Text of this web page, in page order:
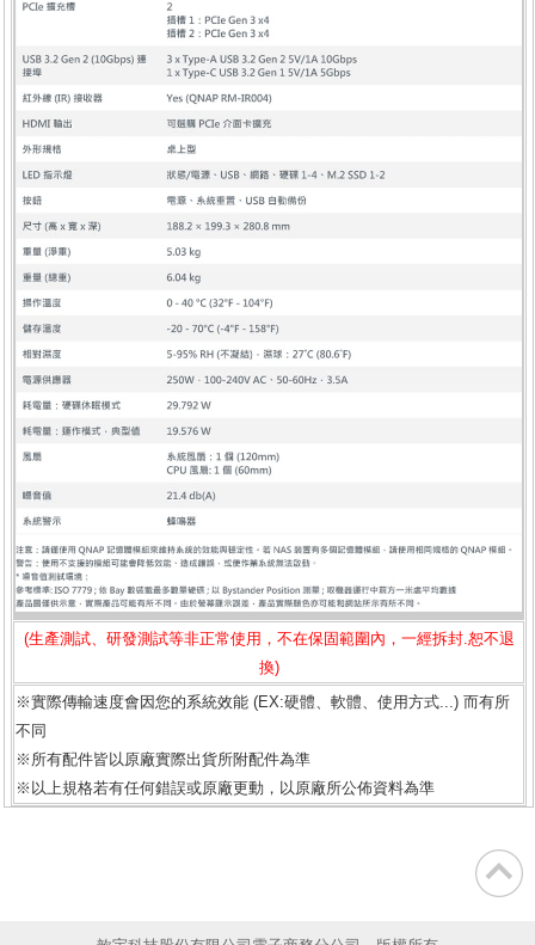
(生產測試、研發測試等非正常使用，不在保固範圍內，一經拆封.恕不退
換)
※實際傳輸速度會因您的系統效能 (EX:硬體、軟體、使用方式...) 而有所
不同
※所有配件皆以原廠實際出貨所附配件為準
※以上規格若有任何錯誤或原廠更動，以原廠所公佈資料為準